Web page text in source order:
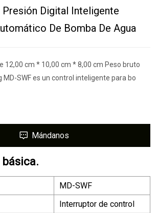
Digital Inteligente
De Bomba De Agua
12,00 cm * 10,00 cm * 8,00 cm Peso bruto
MD-SWF es un control inteligente para bo
Mándanos
MD-SWF
Interruptor de control